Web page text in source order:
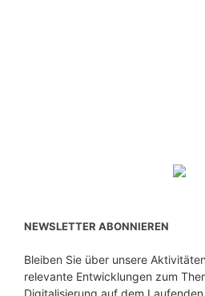
NEWSLETTER ABONNIEREN
Bleiben Sie über unsere
relevante Entwicklungen zum